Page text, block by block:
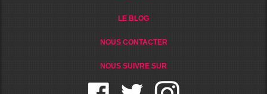
LE BLOG
NOUS CONTACTER
NOUS SUIVRE SUR